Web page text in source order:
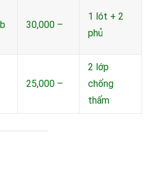
30,000 –
1 lót + 2
phủ
25,000 –
2 lớp
chống
thấm